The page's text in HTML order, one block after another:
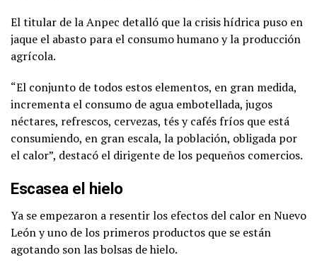
El titular de la Anpec detalló que la crisis hídrica puso en
jaque el abasto para el consumo humano y la producción
agrícola.
“El conjunto de todos estos elementos, en gran medida,
incrementa el consumo de agua embotellada, jugos
néctares, refrescos, cervezas, tés y cafés fríos que está
consumiendo, en gran escala, la población, obligada por
el calor”, destacó el dirigente de los pequeños comercios.
Escasea el hielo
Ya se empezaron a resentir los efectos del calor en Nuevo
León y uno de los primeros productos que se están
agotando son las bolsas de hielo.